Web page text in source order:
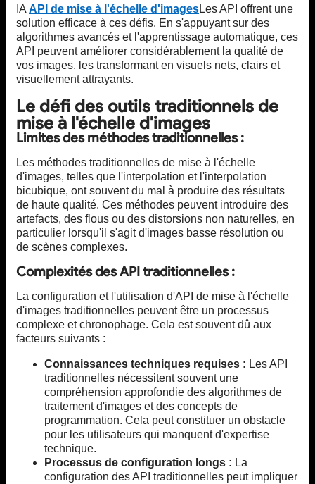
IA API de mise à l'échelle d'imagesLes API offrent une
solution efficace à ces défis. En s'appuyant sur des
algorithmes avancés et l'apprentissage automatique, ces
API peuvent améliorer considérablement la qualité de
vos images, les transformant en visuels nets, clairs et
visuellement attrayants.
Le défi des outils traditionnels de
mise à l'échelle d'images
Limites des méthodes traditionnelles :
Les méthodes traditionnelles de mise à l'échelle
d'images, telles que l'interpolation et l'interpolation
bicubique, ont souvent du mal à produire des résultats
de haute qualité. Ces méthodes peuvent introduire des
artefacts, des flous ou des distorsions non naturelles, en
particulier lorsqu'il s'agit d'images basse résolution ou
de scènes complexes.
Complexités des API traditionnelles :
La configuration et l'utilisation d'API de mise à l'échelle
d'images traditionnelles peuvent être un processus
complexe et chronophage. Cela est souvent dû aux
facteurs suivants :
Connaissances techniques requises : Les API
traditionnelles nécessitent souvent une
compréhension approfondie des algorithmes de
traitement d'images et des concepts de
programmation. Cela peut constituer un obstacle
pour les utilisateurs qui manquent d'expertise
technique.
Processus de configuration longs : La
configuration des API traditionnelles peut impliquer